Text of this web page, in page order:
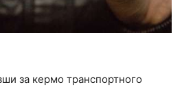
за кермо транспортного